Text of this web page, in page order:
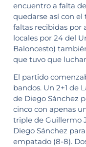
encuentro a falta
quedarse así con
faltas recibidas por
locales por 24 del
Baloncesto)
que tuvo que
El partido
bandos. Un 2+1 de
de Diego Sánchez
cinco con apenas
triple de Guillermo
Diego Sánchez
empatado (8-8).